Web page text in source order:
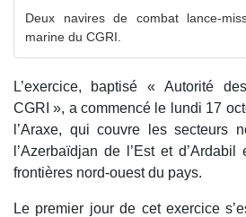
Deux navires de combat lance-
marine du CGRI.
L’exercice, baptisé « Autorité
CGRI », a commencé le lundi 17
l’Araxe, qui couvre les secteurs
l’Azerbaïdjan de l’Est et
frontières nord-ouest du pays.
Le premier jour de cet exercice